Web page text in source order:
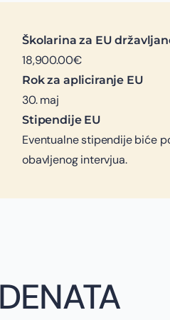
Školarina za EU
18,900.00€
Rok za apliciranje EU
30. maj
Stipendije EU
Eventualne stipendije biće
obavljenog intervjua.